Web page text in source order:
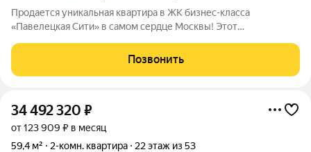
Продается уникальная квартира в ЖК бизнес-класса
«Павелецкая Сити» в самом сердце Москвы! Этот
постройки и стильными решениями в оформлении общих
пространств. Предлагаем Вам просторную
Позвонить
34 492 320 ₽
от 123 909 ₽ в месяц
59,4 м²
2-комн. квартира 22 этаж из 53